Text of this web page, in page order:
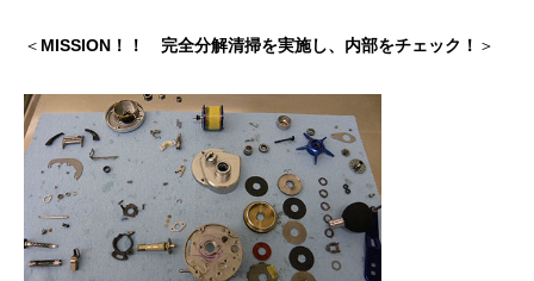
シマノ バンタム1000SGの1年点検
2025.02.26
＜ MISSION！！ 完全分解清掃を実施し、内部をチェック！ ＞